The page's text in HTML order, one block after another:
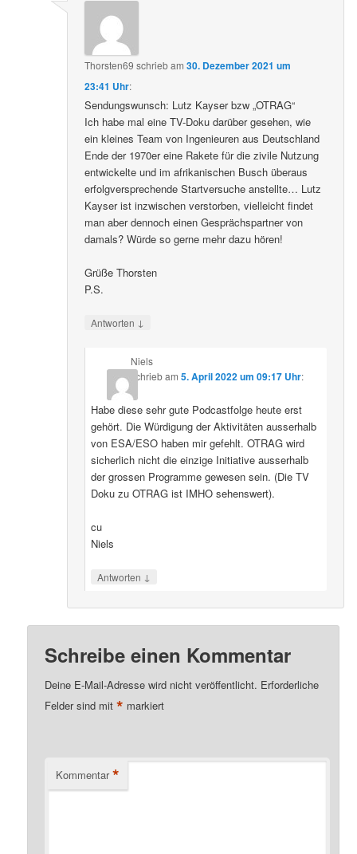
Thorsten69 schriebam30. Dezember 2021 um
23:41 Uhr:
Sendungswunsch: Lutz Kayser bzw „OTRAG“
Ich habe mal eine TV-Doku darüber gesehen, wie
ein kleines Team von Ingenieuren aus Deutschland
Ende der 1970er eine Rakete für die zivile Nutzung
entwickelte und im afrikanischen Busch überaus
erfolgversprechende Startversuche anstellte… Lutz
Kayser ist inzwischen verstorben, vielleicht findet
man aber dennoch einen Gesprächspartner von
damals? Würde so gerne mehr dazu hören!
Grüße Thorsten
P.S.
Antworten ↓
Niels
schriebam 5. April 2022 um 09:17 Uhr:
Habe diese sehr gute Podcastfolge heute erst
gehört. Die Würdigung der Aktivitäten ausserhalb
von ESA/ESO haben mir gefehlt. OTRAG wird
sicherlich nicht die einzige Initiative ausserhalb
der grossen Programme gewesen sein. (Die TV
Doku zu OTRAG ist IMHO sehenswert).
cu
Niels
Antworten ↓
Schreibe einen Kommentar
Deine E-Mail-Adresse wird nicht veröffentlicht. Erforderliche
Felder sind mit* markiert
Kommentar *